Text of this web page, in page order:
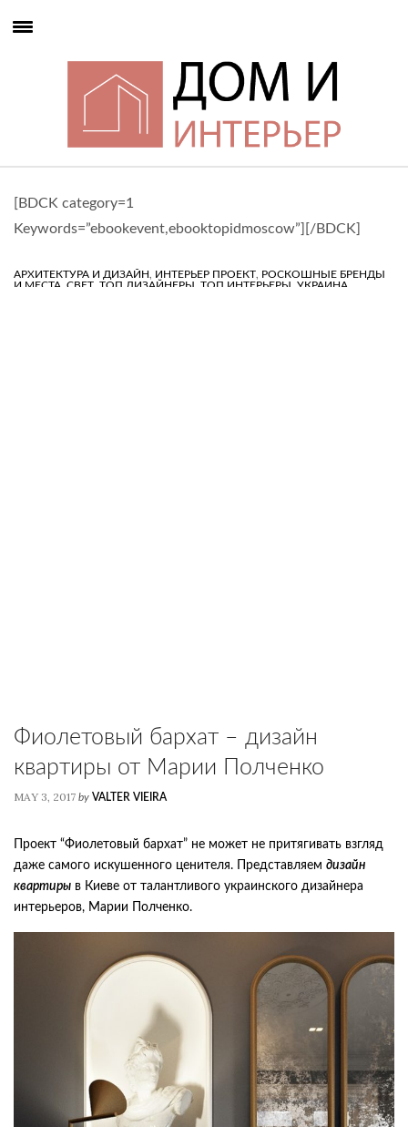
[BDCK category=1
Keywords=”ebookevent,ebooktopidmoscow”][/BDCK]
АРХИТЕКТУРА И ДИЗАЙН, ИНТЕРЬЕР ПРОЕКТ, РОСКОШНЫЕ БРЕНДЫ
И МЕСТА СВЕТ ТОП ДИЗАЙНЕРЫ ТОП ИНТЕРЬЕРЫ УКРАИНА
Фиолетовый бархат – дизайн
квартиры от Марии Полченко
MAY 3, 2017 by VALTER VIEIRA
Проект “Фиолетовый бархат” не может не притягивать взгляд
даже самого искушенного ценителя. Представляем дизайн
квартиры в Киеве от талантливого украинского дизайнера
интерьеров, Марии Полченко.